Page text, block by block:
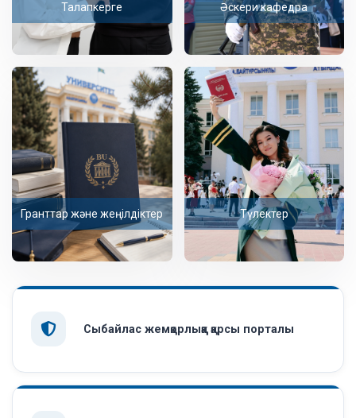
Талапкерге Әскери кафедра
Гранттар және жеңілдіктер Түлектер
Сыбайлас жемқорлыққа қарсы порталы